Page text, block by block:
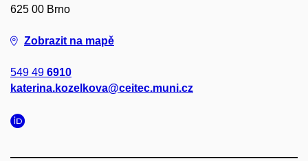
625 00 Brno
Zobrazit na mapě
549 49 6910
katerina.kozelkova@ceitec.muni.cz